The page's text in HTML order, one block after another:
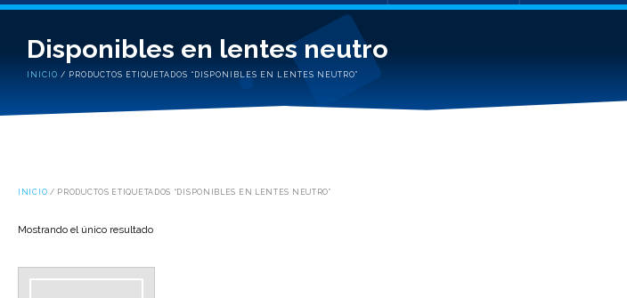
Disponibles en lentes neutro
INICIO / PRODUCTOS ETIQUETADOS “DISPONIBLES EN LENTES NEUTRO”
INICIO / PRODUCTOS ETIQUETADOS “DISPONIBLES EN LENTES NEUTRO”
Mostrando el único resultado